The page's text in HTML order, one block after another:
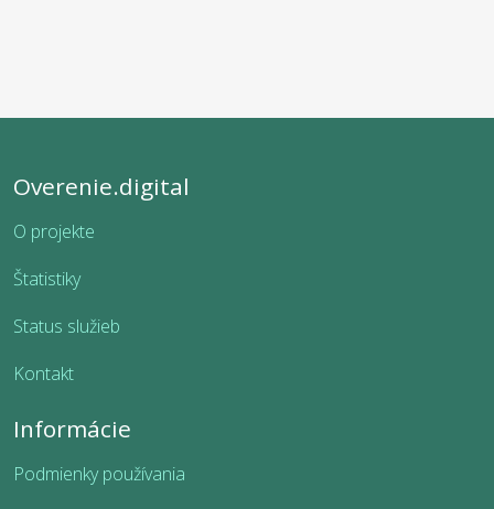
Overenie.digital
O projekte
Štatistiky
Status služieb
Kontakt
Informácie
Podmienky používania